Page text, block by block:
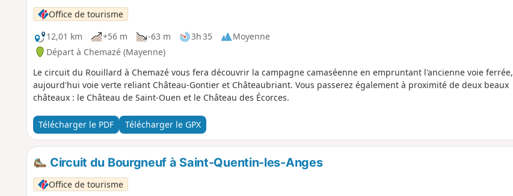
Office de tourisme
12,01 km
+56 m -63 m 3h 35
Moyenne
Départ à Chemazé (Mayenne)
Le circuit du Rouillard à Chemazé vous fera découvrir la campagne camaséenne en empruntant l'ancienne voie ferrée,
aujourd'hui voie verte reliant Château-Gontier et Châteaubriant. Vous passerez également à proximité de deux beaux
châteaux : le Château de Saint-Ouen et le Château des Écorces.
Télécharger le PDF Télécharger le GPX
Circuit du Bourgneuf à Saint-Quentin-les-Anges
Office de tourisme